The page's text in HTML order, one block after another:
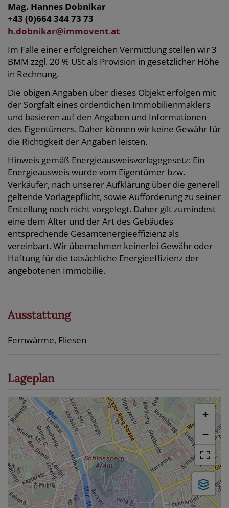
Mag. Hannes Dobnikar
+43 (0)664 344 73 73
h.dobnikar@immovent.at
Im Falle einer erfolgreichen Vermittlung stellen wir 3
BMM zzgl. 20 % USt als Provision in gesetzlicher Höhe
in Rechnung.
Die obigen Angaben über dieses Objekt erfolgen mit
der Sorgfalt eines ordentlichen Immobilienmaklers
und basieren auf den Angaben und Informationen
des Eigentümers. Daher können wir keine Gewähr für
die Richtigkeit der Angaben leisten.
Hinweis gemäß Energieausweisvorlagegesetz: Ein
Energieausweis wurde vom Eigentümer bzw.
Verkäufer, nach unserer Aufklärung über die generell
geltende Vorlagepflicht, sowie Aufforderung zu seiner
Erstellung noch nicht vorgelegt. Daher gilt zumindest
eine dem Alter und der Art des Gebäudes
entsprechende Gesamtenergieeffizienz als
vereinbart. Wir übernehmen keinerlei Gewähr oder
Haftung für die tatsächliche Energieeffizienz der
angebotenen Immobilie.
Ausstattung
Fernwärme Fliesen
Lageplan
+
−